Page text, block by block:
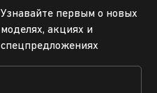
Узнавайте первым о новых
моделях, акциях и
спецпредложениях